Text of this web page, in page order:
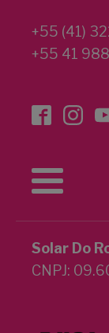
+55 (41)
+55 41
Solar Do
CNPJ: